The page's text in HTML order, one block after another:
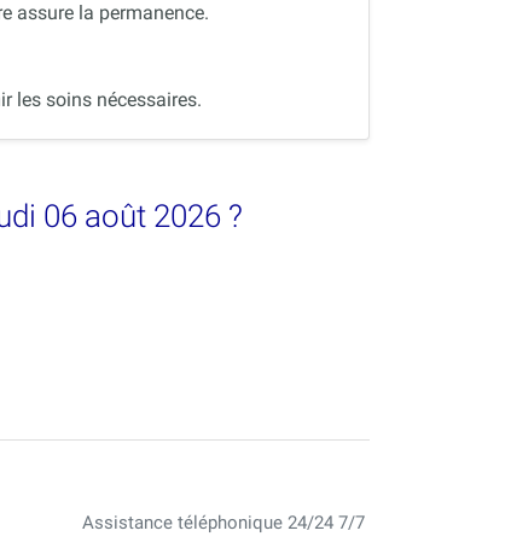
assure la permanence.
les soins nécessaires.
06 août 2026 ?
Assistance téléphonique 24/24 7/7